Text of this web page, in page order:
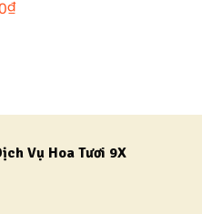
₫
Vụ Hoa Tươi 9X